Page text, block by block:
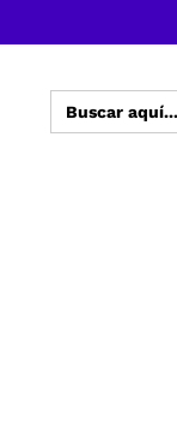
Buscar: